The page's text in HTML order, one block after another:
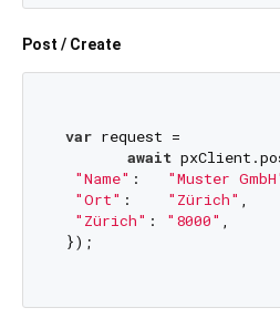
Post / Create
var request =
await
"Name" : "Muster
"Ort" : "Zürich" ,
"Zürich" : "8000" ,
});